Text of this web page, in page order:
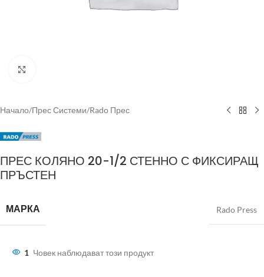
Начало/Прес Системи/Rado Прес
ПРЕС КОЛЯНО 20-1/2 СТЕННО С ФИКСИРАЩ
ПРЪСТЕН
МАРКА Rado Press
1 Човек наблюдават този продукт